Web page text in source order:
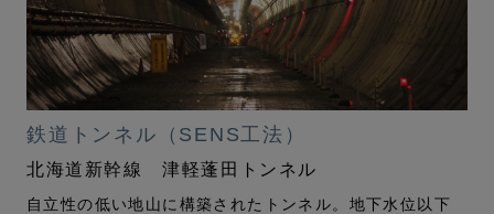
鉄道トンネル（SENS工法）
北海道新幹線 津軽蓬田トンネル
自立性の低い地山に構築されたトンネル。地下水位以下